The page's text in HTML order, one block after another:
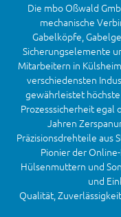
Die mbo Oßwald
mechanische
Gabelköpfe,
Sicherungselemente
Mitarbeitern in
verschiedensten
gewährleistet
Prozesssicherheit egal
Jahren
Präzisionsdrehteile aus
Pionier der
Hülsenmuttern und
und
Qualität,